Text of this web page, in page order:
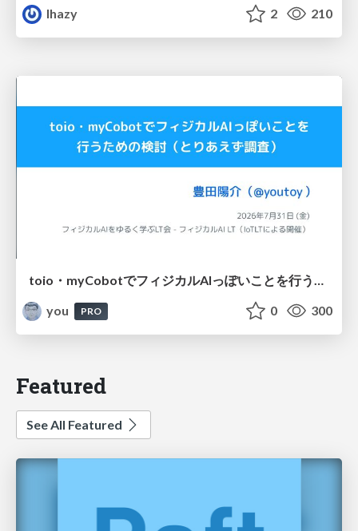
lhazy
2 210
toio・myCobotでフィジカルAIっぽいことを行うための検討（とりあえず調査） / フィジカルAI LT（IoTLTによる開催）
you
PRO 0 300
Featured
See All Featured